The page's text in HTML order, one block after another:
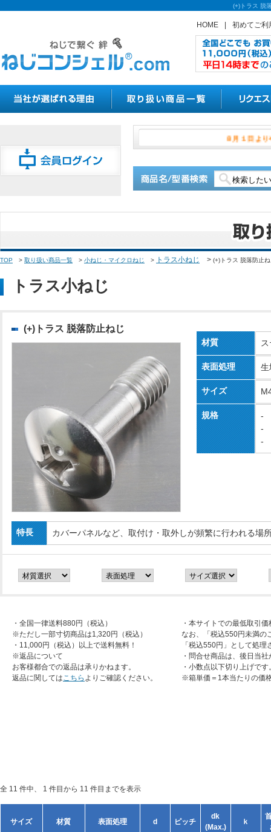
(+)トラス 脱
HOME 初めてご利
８月
TOP > 取り扱い商品一覧 > 小ねじ・マイクロねじ > トラス小ねじ > (+)トラス 脱落防止
トラス小ねじ
(+)トラス 脱落防止ねじ
材質
表面処理 生
サイズ
規格
-
-
-
特長 カバーパネルなど、取付け・取外しが頻繁に行われる場
・全国一律送料880円（税込）
※ただし一部寸切商品は1,320円（税込）
・11,000円（税込）以上で送料無料！
※返品について
お客様都合での返品は承りかねます。
返品に関してはこちら よりご確認ください。
・本サイトでの最低取引
なお、「税込550円未満の
「税込550円」として処
・問合せ商品は、後日当
・小数点以下切り上げです
※箱単価＝1本当たりの価
全 11 件中、 1 件目から 11 件目までを表示
サイズ 材質 表面処理 d ピッチ
dk
(Max.)
ｋ